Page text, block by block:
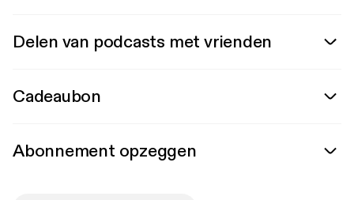
Delen van podcasts met vrienden
Cadeaubon
Abonnement opzeggen